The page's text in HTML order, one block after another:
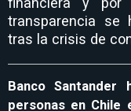
transparencia se
tras la crisis de
Banco
personas en Chile